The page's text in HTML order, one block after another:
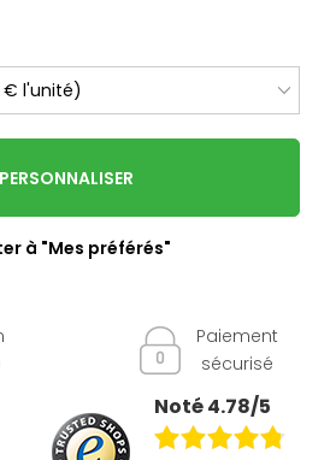
PERSONNALISER
à "Mes préférés"
Paiement
sécurisé
Noté 4.78/5